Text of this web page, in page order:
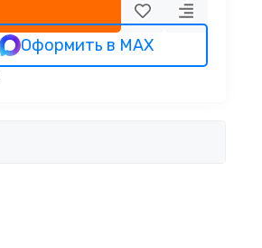
Оформить в MAX